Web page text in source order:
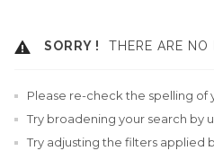
SORRY ! THERE ARE NO
Please re-check the spelling of
Try broadening your search by
Try adjusting the filters applied